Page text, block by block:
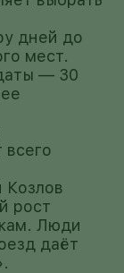
дней до
мест.
— 30
рост
Люди
даёт